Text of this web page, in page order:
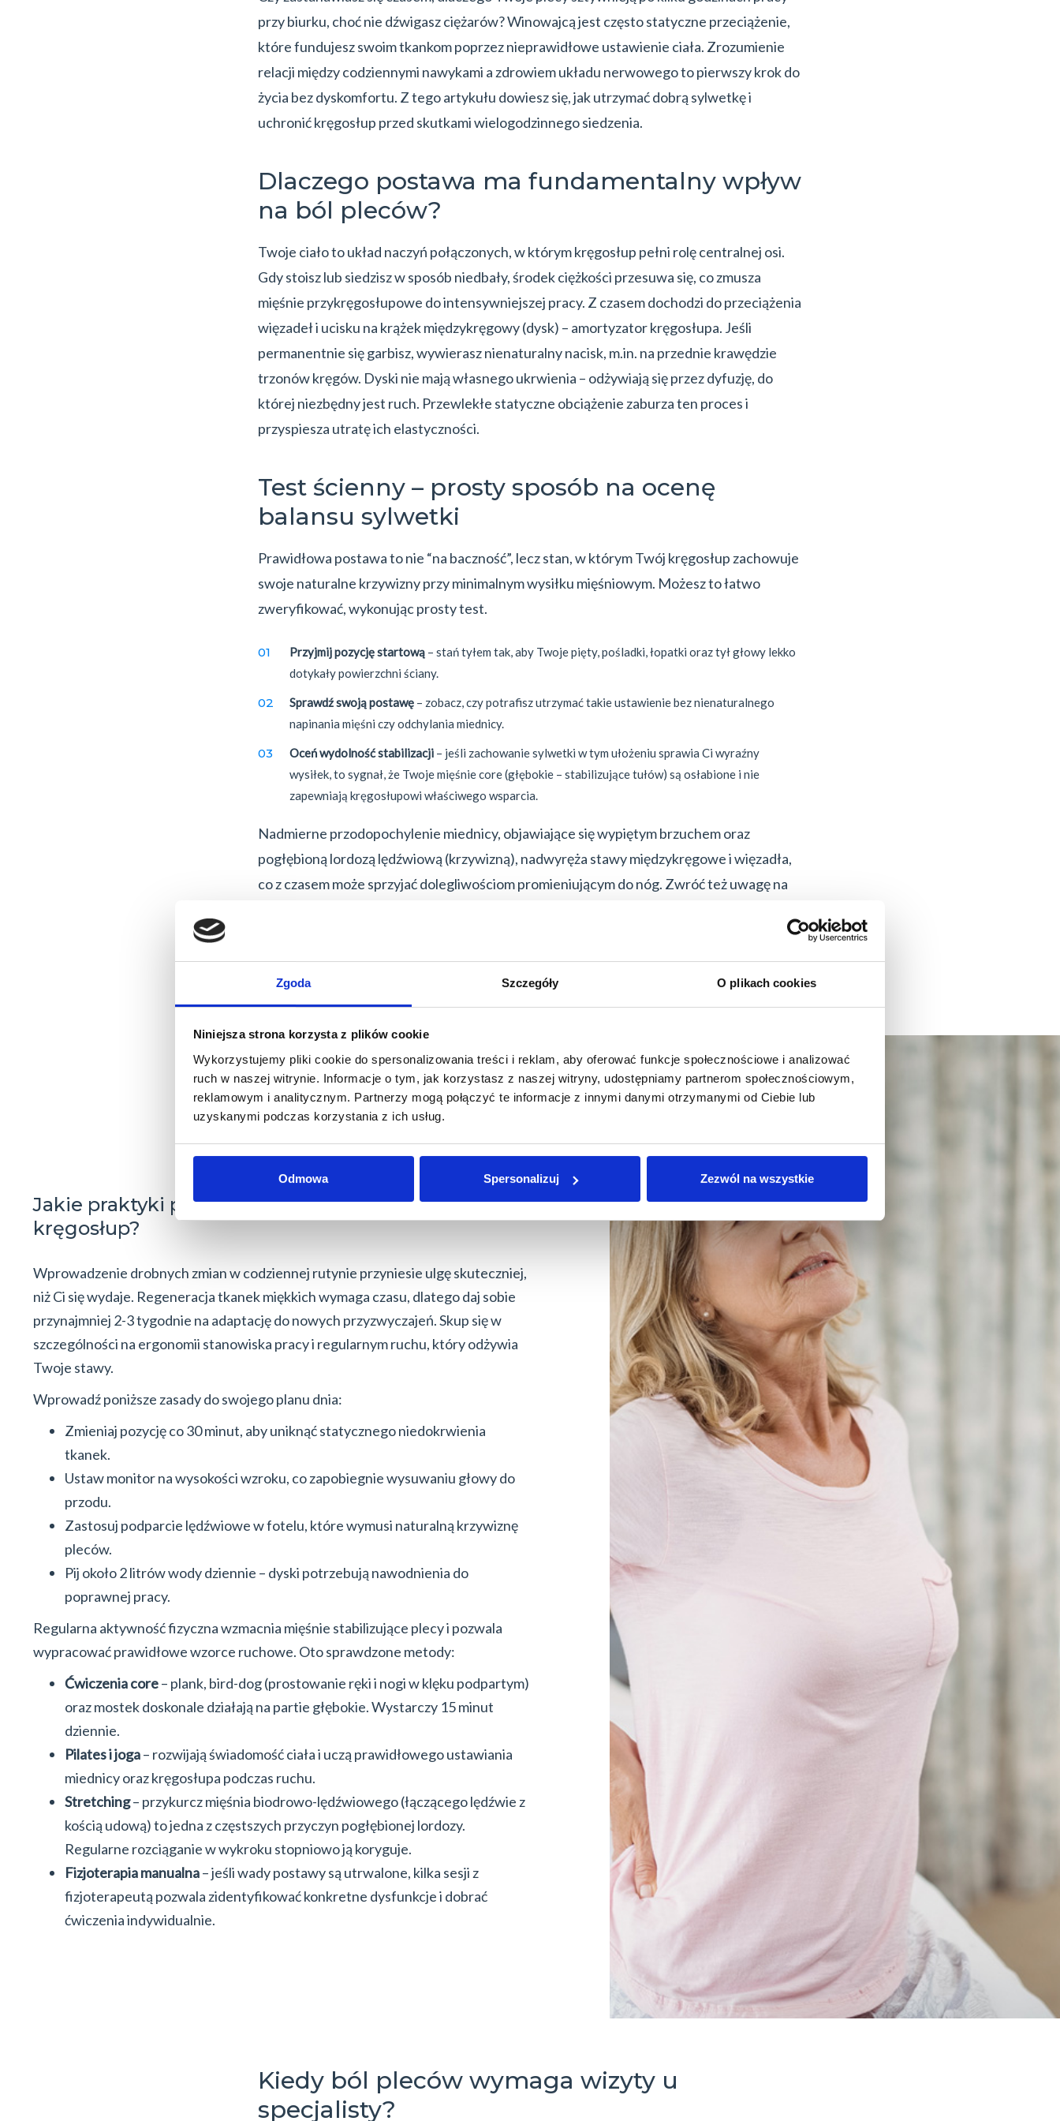
Zgoda Szczegóły O plikach cookies
Niniejsza strona korzysta z plików cookie
Wykorzystujemy pliki cookie do spersonalizowania treści i reklam, aby oferować funkcje społecznościowe i analizować
ruch w naszej witrynie. Informacje o tym, jak korzystasz z naszej witryny, udostępniamy partnerom społecznościowym,
reklamowym i analitycznym. Partnerzy mogą połączyć te informacje z innymi danymi otrzymanymi od Ciebie lub
uzyskanymi podczas korzystania z ich usług.
Odmowa Spersonalizuj Zezwól na wszystkie
przy biurku, choć nie dźwigasz ciężarów? Winowajcą jest często statyczne przeciążenie,
które fundujesz swoim tkankom poprzez nieprawidłowe ustawienie ciała. Zrozumienie
relacji między codziennymi nawykami a zdrowiem układu nerwowego to pierwszy krok do
życia bez dyskomfortu. Z tego artykułu dowiesz się, jak utrzymać dobrą sylwetkę i
uchronić kręgosłup przed skutkami wielogodzinnego siedzenia.
Dlaczego postawa ma fundamentalny wpływ
na ból pleców?
Twoje ciało to układ naczyń połączonych, w którym kręgosłup pełni rolę centralnej osi.
Gdy stoisz lub siedzisz w sposób niedbały, środek ciężkości przesuwa się, co zmusza
mięśnie przykręgosłupowe do intensywniejszej pracy. Z czasem dochodzi do przeciążenia
więzadeł i ucisku na krążek międzykręgowy (dysk) – amortyzator kręgosłupa. Jeśli
permanentnie się garbisz, wywierasz nienaturalny nacisk, m.in. na przednie krawędzie
trzonów kręgów. Dyski nie mają własnego ukrwienia – odżywiają się przez dyfuzję, do
której niezbędny jest ruch. Przewlekłe statyczne obciążenie zaburza ten proces i
przyspiesza utratę ich elastyczności.
Test ścienny – prosty sposób na ocenę
balansu sylwetki
Prawidłowa postawa to nie “na baczność”, lecz stan, w którym Twój kręgosłup zachowuje
swoje naturalne krzywizny przy minimalnym wysiłku mięśniowym. Możesz to łatwo
zweryfikować, wykonując prosty test.
Przyjmij pozycję startową – stań tyłem tak, aby Twoje pięty, pośladki, łopatki oraz tył głowy lekko
dotykały powierzchni ściany.
Sprawdź swoją postawę – zobacz, czy potrafisz utrzymać takie ustawienie bez nienaturalnego
napinania mięśni czy odchylania miednicy.
Oceń wydolność stabilizacji – jeśli zachowanie sylwetki w tym ułożeniu sprawia Ci wyraźny
wysiłek, to sygnał, że Twoje mięśnie core (głębokie – stabilizujące tułów) są osłabione i nie
zapewniają kręgosłupowi właściwego wsparcia.
Nadmierne przodopochylenie miednicy, objawiające się wypiętym brzuchem oraz
pogłębioną lordozą lędźwiową (krzywizną), nadwyręża stawy międzykręgowe i więzadła,
co z czasem może sprzyjać dolegliwościom promieniującym do nóg. Zwróć też uwagę na
zwyrodnieniowe i wywołuje ból.
Jakie praktyki pomogą Ci zachować zdrowy
kręgosłup?
Wprowadzenie drobnych zmian w codziennej rutynie przyniesie ulgę skuteczniej,
niż Ci się wydaje. Regeneracja tkanek miękkich wymaga czasu, dlatego daj sobie
przynajmniej 2-3 tygodnie na adaptację do nowych przyzwyczajeń. Skup się w
szczególności na ergonomii stanowiska pracyi regularnym ruchu, który odżywia
Twoje stawy.
Wprowadź poniższe zasady do swojego planu dnia:
Zmieniaj pozycję co 30 minut, aby uniknąć statycznego niedokrwienia
tkanek.
Ustaw monitor na wysokości wzroku, co zapobiegnie wysuwaniu głowy do
przodu.
Zastosuj podparcie lędźwiowe w fotelu, które wymusi naturalną krzywiznę
pleców.
Pij około 2 litrów wody dziennie – dyski potrzebują nawodnienia do
poprawnej pracy.
Regularna aktywność fizyczna wzmacnia mięśnie stabilizujące plecy i pozwala
wypracować prawidłowe wzorce ruchowe. Oto sprawdzone metody:
Ćwiczenia core– plank, bird-dog (prostowanie ręki i nogi w klęku podpartym)
oraz mostek doskonale działają na partie głębokie. Wystarczy 15 minut
dziennie.
Pilates i joga– rozwijają świadomość ciała i uczą prawidłowego ustawiania
miednicy oraz kręgosłupa podczas ruchu.
Stretching– przykurcz mięśnia biodrowo-lędźwiowego (łączącego lędźwie z
kością udową) to jedna z częstszych przyczyn pogłębionej lordozy.
Regularne rozciąganie w wykroku stopniowo ją koryguje.
Fizjoterapia manualna– jeśli wady postawy są utrwalone, kilka sesji z
fizjoterapeutą pozwala zidentyfikować konkretne dysfunkcje i dobrać
ćwiczenia indywidualnie.
Kiedy ból pleców wymaga wizyty u
specjalisty?